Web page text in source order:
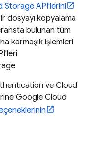
Storage API'lerini
dosyayı kopyalama
bulunan tüm
karmaşık işlemleri
ve Cloud
Google Cloud